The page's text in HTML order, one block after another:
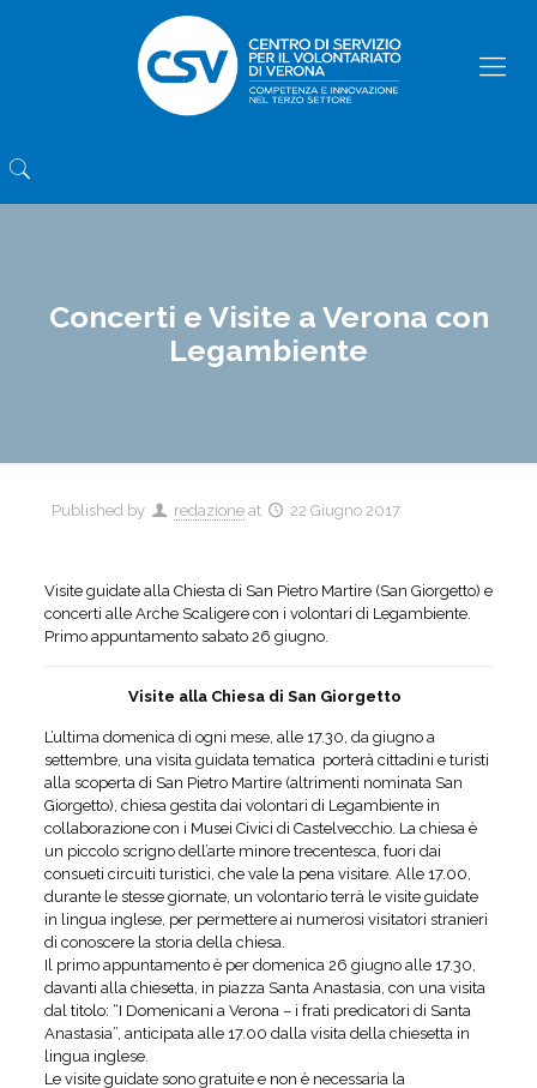
Concerti e Visite a Verona con
Legambiente
Published by redazione at 22 Giugno 2017
Visite guidate alla Chiesta di San Pietro Martire (San Giorgetto) e
concerti alle Arche Scaligere con i volontari di Legambiente.
Primo appuntamento sabato 26 giugno.
Visite alla Chiesa di San Giorgetto
L’ultima domenica di ogni mese, alle 17.30, da giugno a
settembre, una visita guidata tematica porterà cittadini e turisti
alla scoperta di San Pietro Martire (altrimenti nominata San
Giorgetto), chiesa gestita dai volontari di Legambiente in
collaborazione con i Musei Civici di Castelvecchio. La chiesa è
un piccolo scrigno dell’arte minore trecentesca, fuori dai
consueti circuiti turistici, che vale la pena visitare. Alle 17.00,
durante le stesse giornate, un volontario terrà le visite guidate
in lingua inglese, per permettere ai numerosi visitatori stranieri
di conoscere la storia della chiesa.
Il primo appuntamento è per domenica 26 giugno alle 17.30,
davanti alla chiesetta, in piazza Santa Anastasia, con una visita
dal titolo: “I Domenicani a Verona – i frati predicatori di Santa
Anastasia”, anticipata alle 17.00 dalla visita della chiesetta in
lingua inglese.
Le visite guidate sono gratuite e non è necessaria la